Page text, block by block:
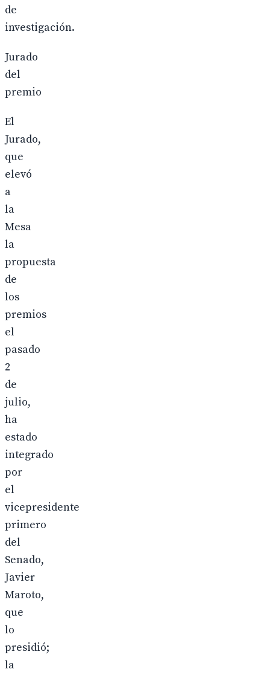
de
investigación.
Jurado
del
premio
El
Jurado,
que
elevó
a
la
Mesa
la
propuesta
de
los
premios
el
pasado
2
de
julio,
ha
estado
integrado
por
el
vicepresidente
primero
del
Senado,
Javier
Maroto,
que
lo
presidió;
la